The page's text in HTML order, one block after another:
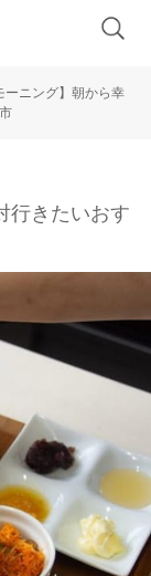
ーニング】朝から幸
行きたいおす